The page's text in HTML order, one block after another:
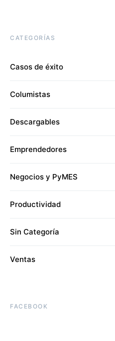
CATEGORÍAS
Casos de éxito
Columistas
Descargables
Emprendedores
Negocios y PyMES
Productividad
Sin Categoría
Ventas
FACEBOOK